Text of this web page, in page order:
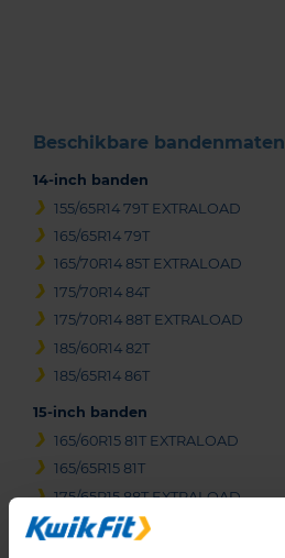
Beschikbare bandenmaten
14-inch banden
155/65R14 79T EXTRALOAD
165/65R14 79T
165/70R14 85T EXTRALOAD
175/70R14 84T
175/70R14 88T EXTRALOAD
185/60R14 82T
185/65R14 86T
15-inch banden
165/60R15 81T EXTRALOAD
165/65R15 81T
175/65R15 88T EXTRALOAD
185/55R15 82T